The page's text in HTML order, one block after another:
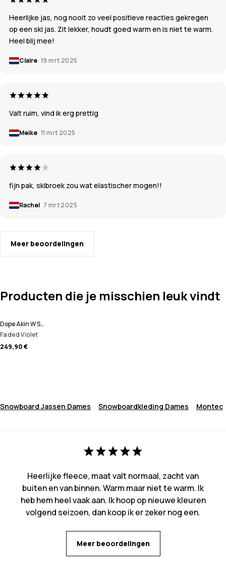
Heerlijke jas, nog nooit zo veel positieve reacties gekregen
op een ski jas. Zit lekker, houdt goed warm en is niet te warm.
Heel blij mee!
Claire 19 mrt 2025
Valt ruim, vind ik erg prettig
Meike 11 mrt 2025
fijn pak, skibroek zou wat elastischer mogen!!
Rachel 7 mrt 2025
Meer beoordelingen
Producten die je misschien leuk vindt
Dope Akin W Snowboard jas Dames
Faded Violet
249,90 €
Snowboard Jassen Dames Snowboardkleding Dames Montec
Heerlijke fleece, maat valt normaal, zacht van
buiten en van binnen. Warm maar niet te warm. Ik
heb hem heel vaak aan. Ik hoop op nieuwe kleuren
volgend seizoen, dan koop ik er zeker nog een.
Meer beoordelingen